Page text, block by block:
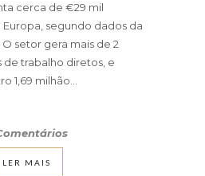
cerca de €29 mil
Europa, segundo dados da
setor gera mais de 2
de trabalho diretos, e
1,69 milhão...
LER MAIS